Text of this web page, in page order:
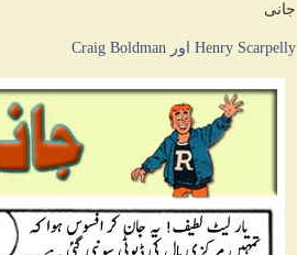
جانی
Henry Scarpelly اور Craig Boldman